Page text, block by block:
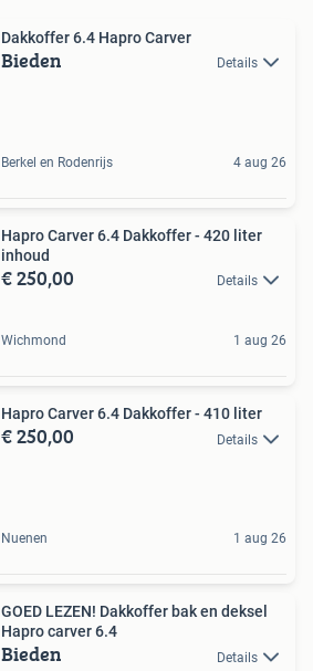
Dakkoffer 6.4 Hapro Carver
Bieden Details
Berkel en Rodenrijs 4 aug 26
Hapro Carver 6.4 Dakkoffer - 420 liter
inhoud
€ 250,00 Details
Wichmond 1 aug 26
Hapro Carver 6.4 Dakkoffer - 410 liter
€ 250,00 Details
Nuenen 1 aug 26
GOED LEZEN! Dakkoffer bak en deksel
Hapro carver 6.4
Bieden Details